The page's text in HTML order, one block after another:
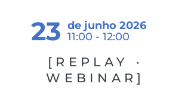
23 de junho 2026
11:00 - 12:00
[REPLAY ·
WEBINAR]